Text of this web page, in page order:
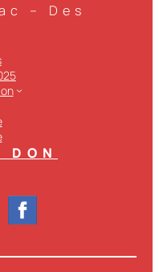
– Des
DON